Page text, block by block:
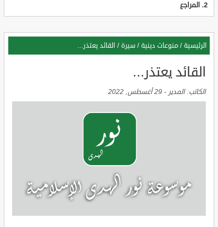
المراجع
الرئيسية / منوعات دينية / سيرة / القائد يعتذر...
القائد يعتذر...
الكاتب:المدير - 29 أغسطس, 2022